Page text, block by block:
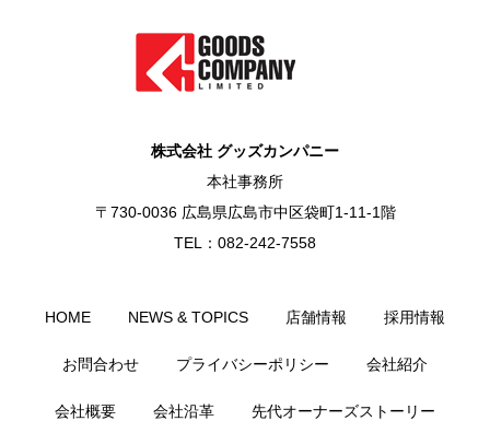
株式会社 グッズカンパニー
本社事務所
〒730-0036 広島県広島市中区袋町1-11-1階
TEL：082-242-7558
HOME NEWS & TOPICS 店舗情報 採用情報
お問合わせ プライバシーポリシー 会社紹介
会社概要 会社沿革 先代オーナーズストーリー